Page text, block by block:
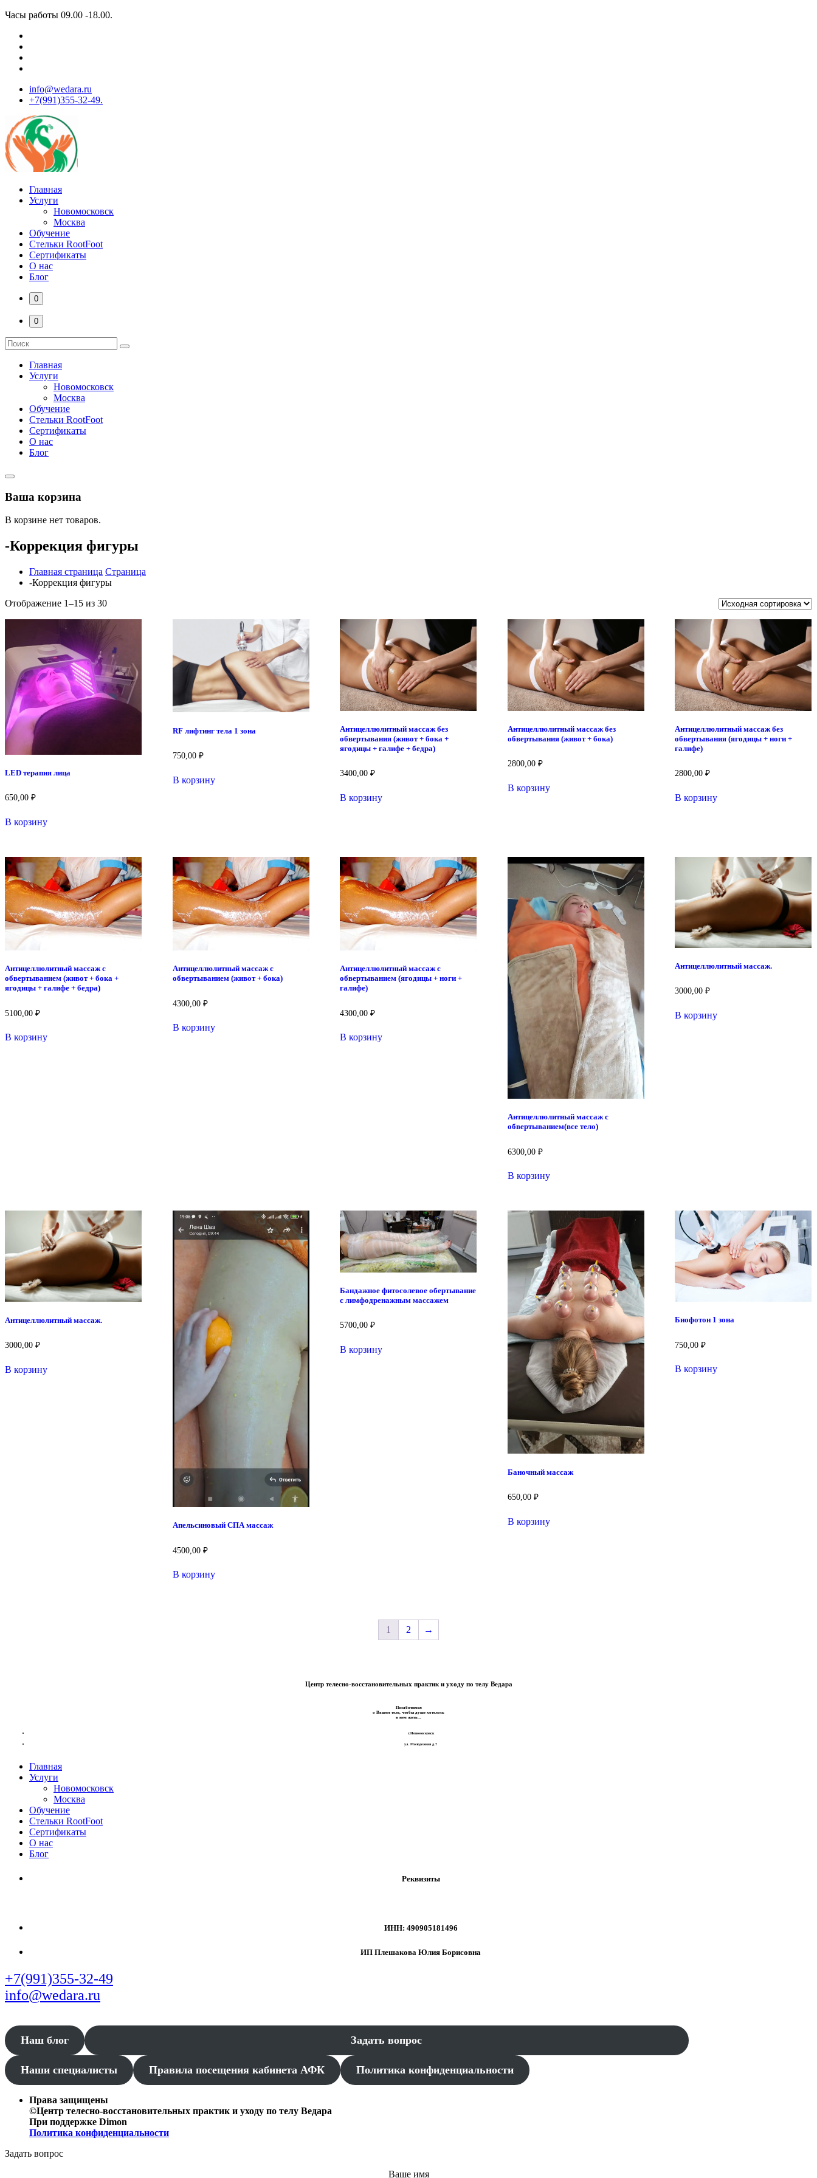
Перейти
содержимому
Часы работы 09.00 -18.00.
info@wedara.ru
+7(991)355-32-49.
Спа ведара
Главная
Услуги
Новомосковск
Москва
Обучение
Стельки RootFoot
Сертификаты
О нас
Блог
0
0
Главная
Услуги
Новомосковск
Москва
Обучение
Стельки RootFoot
Сертификаты
О нас
Блог
Ваша корзина
В корзине нет товаров.
-Коррекция фигуры
Главная страница Страница
-Коррекция фигуры
Отображение 1–15 из 30
LED терапия лица
650,00 ₽
В корзину
RF лифтинг тела 1 зона
750,00 ₽
В корзину
Антицеллюлитный массаж без
обвертывания (живот + бока +
ягодицы + галифе + бедра)
3400,00₽
В корзину
Антицеллюлитный массаж без
обвертывания (живот + бока)
2800,00 ₽
В корзину
Антицеллюлитный массаж без
обвертывания (ягодицы + ноги +
галифе)
2800,00₽
В корзину
Антицеллюлитный массаж с
обвертыванием (живот + бока +
ягодицы + галифе + бедра)
5100,00 ₽
В корзину
Антицеллюлитный массаж с
обвертыванием (живот + бока)
4300,00 ₽
В корзину
Антицеллюлитный массаж с
обвертыванием (ягодицы + ноги +
галифе)
4300,00₽
В корзину
Антицеллюлитный массаж с
обвертыванием(все тело)
6300,00 ₽
В корзину
Антицеллюлитный массаж.
3000,00₽
В корзину
Антицеллюлитный массаж.
3000,00 ₽
В корзину
Апельсиновый СПА массаж
4500,00 ₽
В корзину
Бандажное фитосолевое обертывание
с лимфодренажным массажем
5700,00₽
В корзину
Баночный массаж
650,00 ₽
В корзину
Биофотон 1 зона
750,00₽
В корзину
1 2 →
Центр телесно-восстановительных практик и уходу по телу Ведара
Позаботимся
о Вашем теле, чтобы душе хотелось
в нем жить...
г.Новомосковск
ул. Молодежная д.7
Главная
Услуги
Новомосковск
Москва
Обучение
Стельки RootFoot
Сертификаты
О нас
Блог
Реквизиты
ИНН: 490905181496
ИП Плешакова Юлия Борисовна
+7(991)355-32-49
info@wedara.ru
Наш блог Задать вопрос
Наши специалисты Правила посещения кабинета АФК Политика конфиденциальности
Права защищены
©Центр телесно-восстановительных практик и уходу по телу Ведара
При поддержке Dimon
Политика конфиденциальности
Задать вопрос
Ваше имя